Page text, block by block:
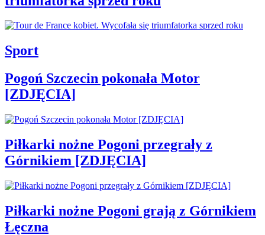
Sport
Pogoń Szczecin pokonała Motor
[ZDJĘCIA]
Piłkarki nożne Pogoni przegrały z
Górnikiem [ZDJĘCIA]
Piłkarki nożne Pogoni grają z Górnikiem
Łęczna